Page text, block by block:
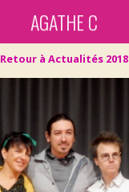
AGATHE C
Retour à Actualités 2018